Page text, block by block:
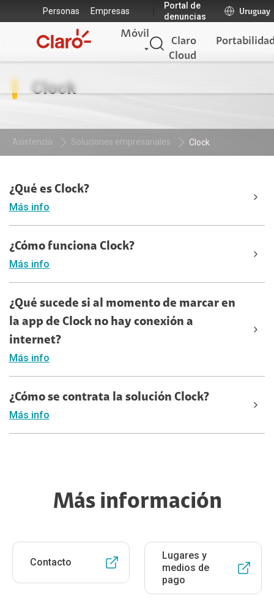
Personas Empresas
Portal de
denuncias
Uruguay
Móvil
Claro
Cloud
Clock
Asistencia Soluciones empresariales Clock
¿Qué es Clock?
Más info
¿Cómo funciona Clock?
Más info
¿Qué sucede si al momento de marcar en
la app de Clock no hay conexión a
internet?
Más info
¿Cómo se contrata la solución Clock?
Más info
Más información
Contacto
Lugares y
medios de
pago